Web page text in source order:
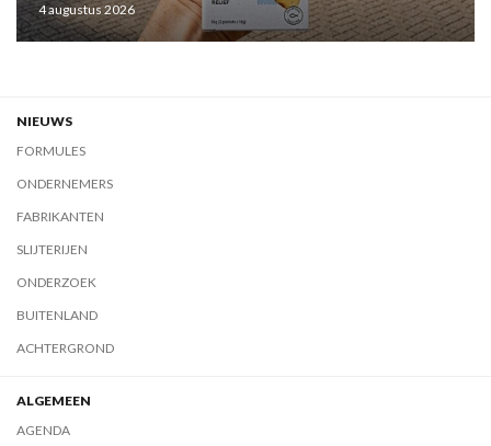
4 augustus 2026
NIEUWS
FORMULES
ONDERNEMERS
FABRIKANTEN
SLIJTERIJEN
ONDERZOEK
BUITENLAND
ACHTERGROND
ALGEMEEN
AGENDA